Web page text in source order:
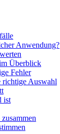
Anwendung?
Überblick
Fehler
richtige Auswahl
ist